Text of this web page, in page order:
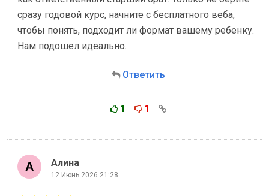
сразу годовой курс, начните с бесплатного веба,
чтобы понять, подходит ли формат вашему ребенку.
Нам подошел идеально.
Ответить
1 1
Алина
12 Июнь 2026 21:28